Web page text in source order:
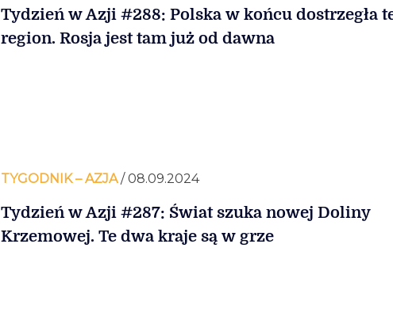
Tydzień w Azji #288: Polska w końcu dostrzegła
region. Rosja jest tam już od dawna
TYGODNIK – AZJA/ 08.09.2024
Tydzień w Azji #287: Świat szuka nowej Doliny
Krzemowej. Te dwa kraje są w grze